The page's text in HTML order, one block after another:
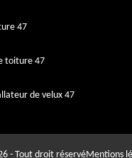
47
toiture 47
de velux 47
- Tout droit réservéMentions